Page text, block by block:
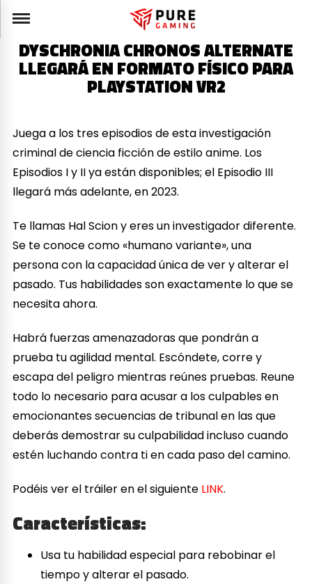
DYSCHRONIA CHRONOS ALTERNATE
LLEGARÁ EN FORMATO FÍSICO PARA
PLAYSTATION VR2
Juega a los tres episodios de esta investigación
criminal de ciencia ficción de estilo anime. Los
Episodios I y II ya están disponibles; el Episodio III
llegará más adelante, en 2023.
Te llamas Hal Scion y eres un investigador diferente.
Se te conoce como «humano variante», una
persona con la capacidad única de ver y alterar el
pasado. Tus habilidades son exactamente lo que se
necesita ahora.
Habrá fuerzas amenazadoras que pondrán a
prueba tu agilidad mental. Escóndete, corre y
escapa del peligro mientras reúnes pruebas. Reune
todo lo necesario para acusar a los culpables en
emocionantes secuencias de tribunal en las que
deberás demostrar su culpabilidad incluso cuando
estén luchando contra ti en cada paso del camino.
Podéis ver el tráiler en el siguiente LINK.
Características:
Usa tu habilidad especial para rebobinar el
tiempo y alterar el pasado.